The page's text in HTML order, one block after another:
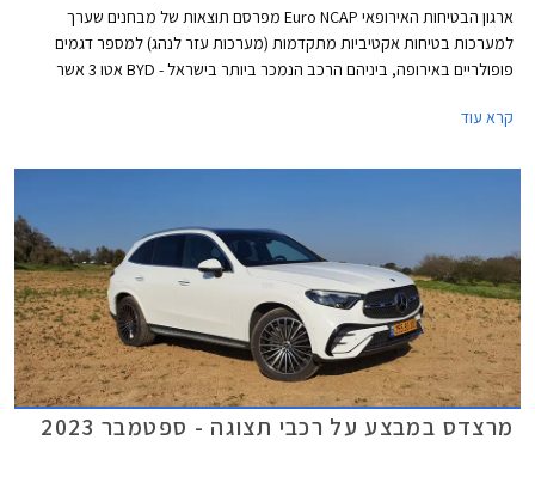
ארגון הבטיחות האירופאי Euro NCAP מפרסם תוצאות של מבחנים שערך
למערכות בטיחות אקטיביות מתקדמות (מערכות עזר לנהג) למספר דגמים
פופולריים באירופה, ביניהם הרכב הנמכר ביותר בישראל - BYD אטו 3 אשר
קרא עוד
מרצדס במבצע על רכבי תצוגה - ספטמבר 2023